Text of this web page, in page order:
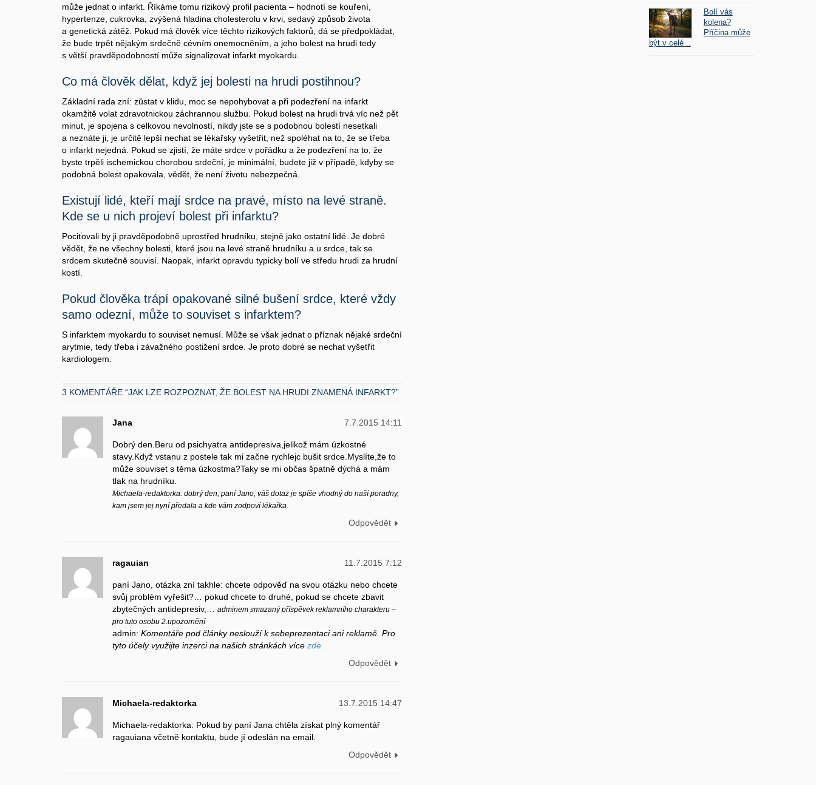
může jednat o infarkt. Říkáme tomu rizikový profil pacienta – hodnotí se kouření,
hypertenze, cukrovka, zvýšená hladina cholesterolu v krvi, sedavý způsob života
a genetická zátěž. Pokud má člověk více těchto rizikových faktorů, dá se předpokládat,
že bude trpět nějakým srdečně cévním onemocněním, a jeho bolest na hrudi tedy
s větší pravděpodobností může signalizovat infarkt myokardu.
Co má člověk dělat, když jej bolesti na hrudi postihnou?
Základní rada zní: zůstat v klidu, moc se nepohybovat a při podezření na infarkt
okamžitě volat zdravotnickou záchrannou službu. Pokud bolest na hrudi trvá víc než pět
minut, je spojena s celkovou nevolností, nikdy jste se s podobnou bolestí nesetkali
a neznáte ji, je určitě lepší nechat se lékařsky vyšetřit, než spoléhat na to, že se třeba
o infarkt nejedná. Pokud se zjistí, že máte srdce v pořádku a že podezření na to, že
byste trpěli ischemickou chorobou srdeční, je minimální, budete již v případě, kdyby se
podobná bolest opakovala, vědět, že není životu nebezpečná.
Existují lidé, kteří mají srdce na pravé, místo na levé straně.
Kde se u nich projeví bolest při infarktu?
Pociťovali by ji pravděpodobně uprostřed hrudníku, stejně jako ostatní lidé. Je dobré
vědět, že ne všechny bolesti, které jsou na levé straně hrudníku a u srdce, tak se
srdcem skutečně souvisí. Naopak, infarkt opravdu typicky bolí ve středu hrudi za hrudní
kostí.
Pokud člověka trápí opakované silné bušení srdce, které vždy
samo odezní, může to souviset s infarktem?
S infarktem myokardu to souviset nemusí. Může se však jednat o příznak nějaké srdeční
arytmie, tedy třeba i závažného postižení srdce. Je proto dobré se nechat vyšetřit
kardiologem.
3 KOMENTÁŘE “JAK LZE ROZPOZNAT, ŽE BOLEST NA HRUDI ZNAMENÁ INFARKT?”
Jana 7.7.2015 14:11
Dobrý den.Beru od psichyatra antidepresiva,jelikož mám úzkostné
stavy.Když vstanu z postele tak mi začne rychlejc bušit srdce.Myslíte,že to
může souviset s těma úzkostma?Taky se mi občas špatně dýchá a mám
tlak na hrudníku.
Michaela-redaktorka: dobrý den, paní Jano, váš dotaz je spíše vhodný do naší poradny,
kam jsem jej nyní předala a kde vám zodpoví lékařka.
Odpovědět
ragauian 11.7.2015 7:12
paní Jano, otázka zní takhle: chcete odpověď na svou otázku nebo chcete
svůj problém vyřešit?… pokud chcete to druhé, pokud se chcete zbavit
zbytečných antidepresiv,… adminem smazaný příspěvek reklamního charakteru –
pro tuto osobu 2.upozornění
admin: Komentáře pod články neslouží k sebeprezentaci ani reklamě. Pro
tyto účely využijte inzerci na našich stránkách více zde.
Odpovědět
Michaela-redaktorka 13.7.2015 14:47
Michaela-redaktorka: Pokud by paní Jana chtěla získat plný komentář
ragauiana včetně kontaktu, bude jí odeslán na email.
Odpovědět
Bolí vás
kolena?
Příčina může
být v celé ..